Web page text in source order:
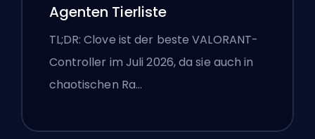
Agenten Tierliste
TL;DR: Clove ist der beste VALORANT-
Controller im Juli 2026, da sie auch in
chaotischen Ra…